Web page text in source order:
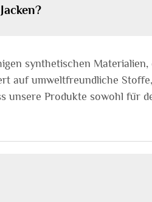
synthetischen
auf umweltfreundliche
unsere Produkte sowohl für